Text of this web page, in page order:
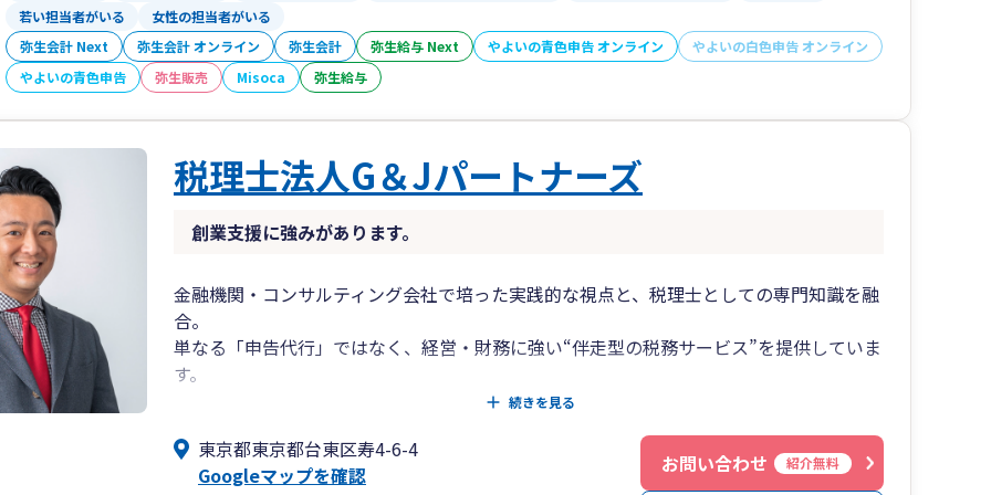
トナーであり続けられるよう努めてまいります。
若い担当者がいる
女性の担当者がいる
弥生会計 Next
弥生会計 オンライン 弥生会計 弥生給与 Next やよいの青色申告 オンライン
やよいの白色申告 オンライン
やよいの青色申告
弥生販売 Misoca 弥生給与
税理士法人G＆Jパートナーズ
創業支援に強みがあります。
金融機関・コンサルティング会社で培った実践的な視点と、税理士としての専門知識を融
合。
単なる「申告代行」ではなく、経営・財務に強い“伴走型の税務サービス”を提供していま
す。
また、Chat・クラウドツールなどを駆使した迅速なレスポンス体制で、お客様のご相談に
続きを見る
東京都東京都台東区寿4-6-4
Googleマップを確認
お問い合わせ 紹介無料